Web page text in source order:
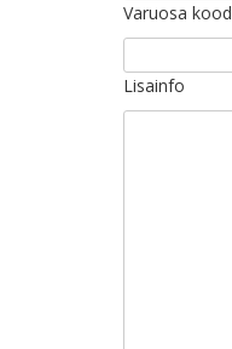
Varuosa kood
Lisainfo